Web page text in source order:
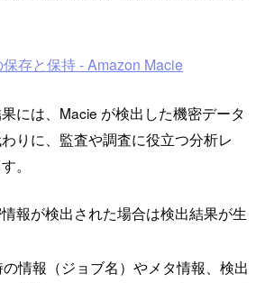
存と保持 - Amazon Macie
には、Macie が検出した機密データ
りに、監査や調査に役立つ分析レ
。
報が検出された場合は検出結果が生
情報（ジョブ名）やメタ情報、検出